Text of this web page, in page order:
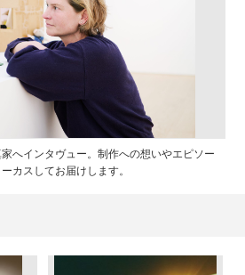
へインタヴュー。制作への想いやエピソー
カスしてお届けします。